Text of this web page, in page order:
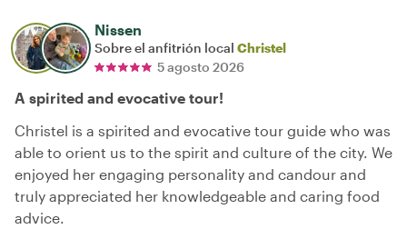
Nissen
Sobre el anfitrión local Christel
5 agosto 2026
A spirited and evocative tour!
Christel is a spirited and evocative tour guide who was
able to orient us to the spirit and culture of the city. We
enjoyed her engaging personality and candour and
truly appreciated her knowledgeable and caring food
advice.